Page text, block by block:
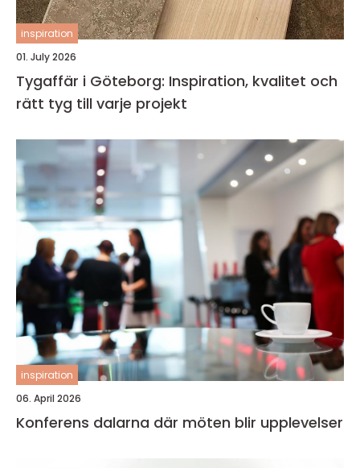
inspiration
01. July 2026
Tygaffär i Göteborg: Inspiration, kvalitet och
rätt tyg till varje projekt
inspiration
06. April 2026
Konferens dalarna där möten blir upplevelser